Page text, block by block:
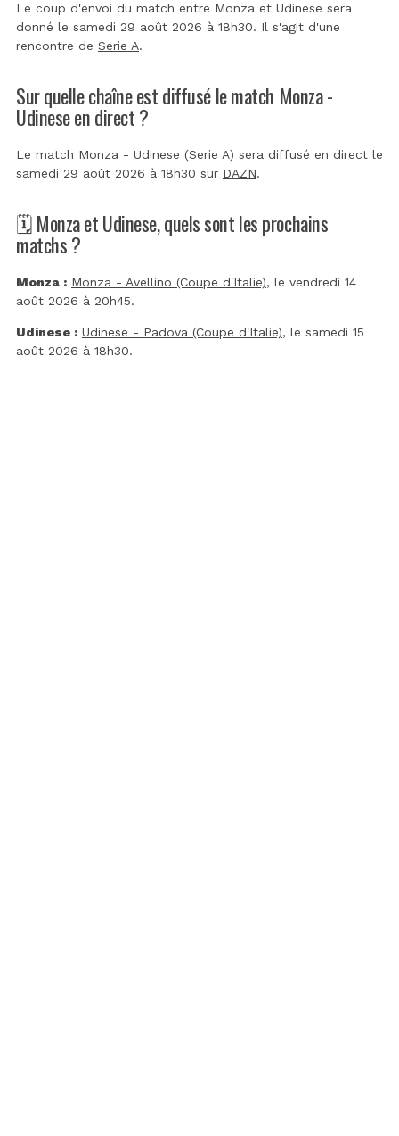
Le coup d'envoi du match entre Monza et Udinese sera
donné le samedi 29 août 2026 à 18h30. Il s'agit d'une
rencontre de Serie A.
Sur quelle chaîne est diffusé le match Monza -
Udinese en direct ?
Le match Monza - Udinese (Serie A) sera diffusé en direct le
samedi 29 août 2026 à 18h30 sur DAZN.
🗓️ Monza et Udinese, quels sont les prochains
matchs ?
Monza : Monza - Avellino (Coupe d'Italie), le vendredi 14
août 2026 à 20h45.
Udinese : Udinese - Padova (Coupe d'Italie), le samedi 15
août 2026 à 18h30.